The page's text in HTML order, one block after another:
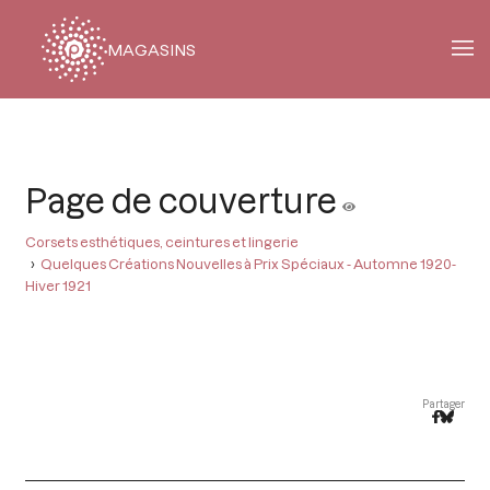
MAGASINS
Page de couverture
Corsets esthétiques, ceintures et lingerie
Quelques Créations Nouvelles à Prix Spéciaux - Automne 1920-
Hiver 1921
Partager